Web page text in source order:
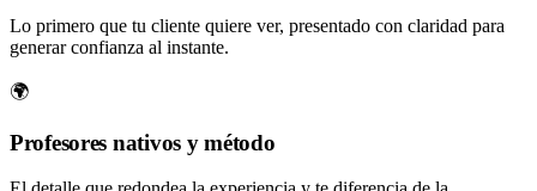
Lo primero que tu cliente quiere ver, presentado con claridad para
generar confianza al instante.
🌍
Profesores nativos y método